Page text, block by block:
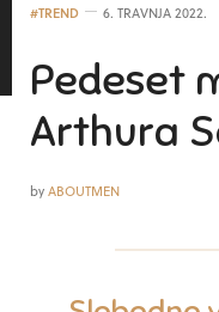
#TREND 6. TRAVNJA 2022.
Pedeset
Arthura
byABOUTMEN